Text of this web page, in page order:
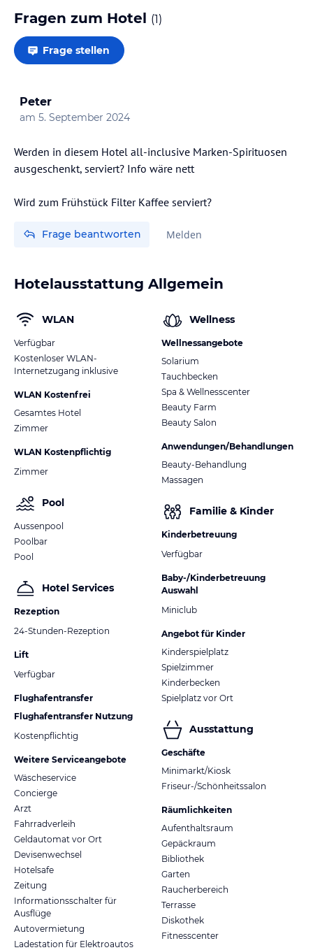
Fragen zum Hotel (1)
Frage stellen
Peter
am 5. September 2024
Werden in diesem Hotel all-inclusive Marken-Spirituosen
ausgeschenkt, serviert? Info wäre nett
Wird zum Frühstück Filter Kaffee serviert?
Frage beantworten Melden
Hotelausstattung Allgemein
WLAN
Verfügbar
Kostenloser WLAN-
Internetzugang inklusive
WLAN Kostenfrei
Gesamtes Hotel
Zimmer
WLAN Kostenpflichtig
Zimmer
Pool
Aussenpool
Poolbar
Pool
Hotel Services
Rezeption
24-Stunden-Rezeption
Lift
Verfügbar
Flughafentransfer
Flughafentransfer Nutzung
Kostenpflichtig
Weitere Serviceangebote
Wäscheservice
Concierge
Arzt
Fahrradverleih
Geldautomat vor Ort
Devisenwechsel
Hotelsafe
Zeitung
Informationsschalter für
Ausflüge
Autovermietung
Ladestation für Elektroautos
Wellness
Wellnessangebote
Solarium
Tauchbecken
Spa & Wellnesscenter
Beauty Farm
Beauty Salon
Anwendungen/Behandlungen
Beauty-Behandlung
Massagen
Familie & Kinder
Kinderbetreuung
Verfügbar
Baby-/Kinderbetreuung
Auswahl
Miniclub
Angebot für Kinder
Kinderspielplatz
Spielzimmer
Kinderbecken
Spielplatz vor Ort
Ausstattung
Geschäfte
Minimarkt/Kiosk
Friseur-/Schönheitssalon
Räumlichkeiten
Aufenthaltsraum
Gepäckraum
Bibliothek
Garten
Raucherbereich
Terrasse
Diskothek
Fitnesscenter